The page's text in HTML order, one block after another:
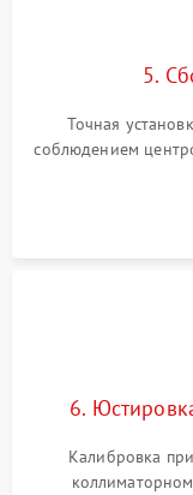
5.
Точная
соблюдением
нанесение
и заполнение
6.
Калибровка